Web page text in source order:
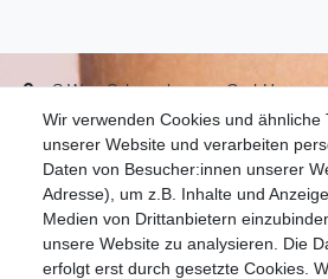
Wir verwenden Cookies und ähnliche
unserer Website und verarbeiten
Daten von Besucher:innen unserer
Adresse), um z.B. Inhalte und
Medien von Drittanbietern
unsere Website zu analysieren. Die
erfolgt erst durch gesetzte Cookies.
S.W.w. Schmuckwaren GmbH
07051-9608828
info@schmuckador.de
Montag bis Freitag 8.30 – 12.00 Uhr
Widerrufs­recht